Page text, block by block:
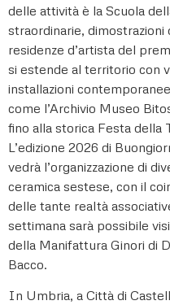
delle attività è la Scuola
straordinarie,
residenze d’artista del
si estende al territorio con
installazioni
come l’Archivio Museo
fino alla storica Festa della
L’edizione 2026 di
vedrà l’organizzazione di
ceramica sestese, con il
delle tante realtà
settimana sarà possibile
della Manifattura Ginori di
Bacco.
In Umbria, a Città di